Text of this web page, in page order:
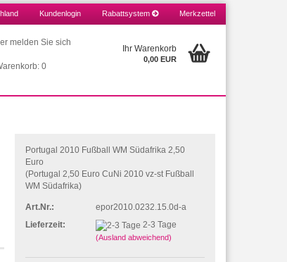
Kundenlogin Rabattsystem Merkzettel
melden Sie sich
0
Ihr Warenkorb
0,00 EUR
Portugal 2010 Fußball WM Südafrika 2,50
Euro
(Portugal 2,50 Euro CuNi 2010 vz-st Fußball
WM Südafrika)
Art.Nr.:
epor2010.0232.15.0d-a
Lieferzeit:
2-3 Tage
(Ausland abweichend)